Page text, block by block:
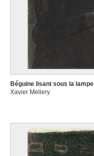
Béguine lisant sous la lampe
Xavier Mellery